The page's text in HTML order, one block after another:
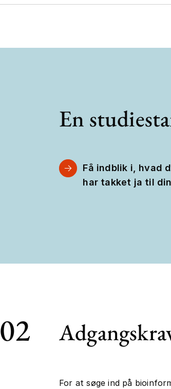
En
Få indblik i, hvad
har takket ja til
02
For at søge ind på